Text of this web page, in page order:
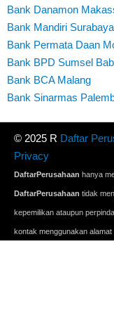
Bank Danamon
Bank Mandiri Surabaya
Bank Permata Daan
Bank BPD Sumsel
Bank BCA Malang
Bank Sinarmas
© 2025 R Daftar
Privacy
DaftarPerusahaan hanya
DaftarPerusahaan tidak
kepemilikan ataupun
kontak menggunakan